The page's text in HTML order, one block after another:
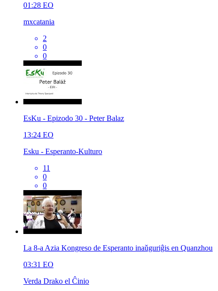
01:28 EO
mxcatania
2
0
0
EsKu - Epizodo 30 - Peter Balaz
13:24 EO
Esku - Esperanto-Kulturo
11
0
0
La 8-a Azia Kongreso de Esperanto inaǔguriĝis en Quanzhou
03:31 EO
Verda Drako el Ĉinio